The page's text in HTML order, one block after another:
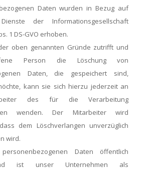
Daten wurden in Bezug auf
der Informationsgesellschaft
1 DS-GVO erhoben.
oben genannten Gründe zutrifft und
Person die Löschung von
Daten, die gespeichert sind,
kann sie sich hierzu jederzeit an
des für die Verarbeitung
wenden. Der Mitarbeiter wird
dem Löschverlangen unverzüglich
wird.
Daten öffentlich
ist unser Unternehmen als